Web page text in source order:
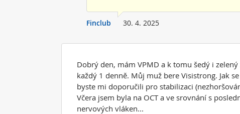
Finclub 30. 4. 2025
Dobrý den, mám VPMD a k tomu šedý i
každý 1 denně. Můj muž bere Visistrong. Jak
byste mi doporučili pro stabilizaci
Včera jsem byla na OCT a ve srovnání s
nervových vláken...